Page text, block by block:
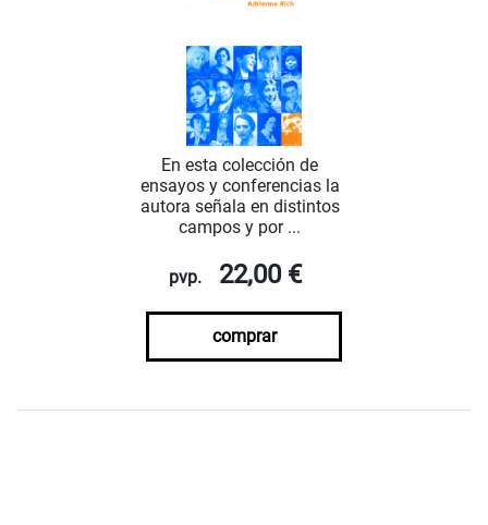
En esta colección de
ensayos y conferencias la
autora señala en distintos
campos y por ...
pvp. 22,00 €
comprar